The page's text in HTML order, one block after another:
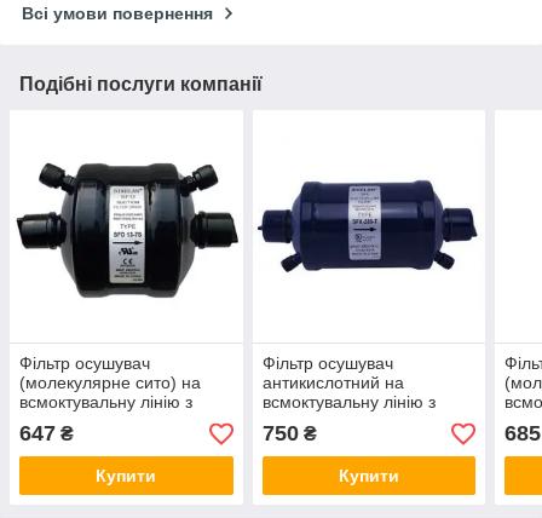
Всі умови повернення
Подібні послуги компанії
Фільтр осушувач
(молекулярне сито) на
всмоктувальну лінію з
клапанами Шредера SFD
13-5S (5/8" паяння)
647 ₴
Купити
Фільтр осушувач
антикислотний на
всмоктувальну лінію з
клапанами Шредера SFX-
284T (1/2" паяння)
750₴
Купити
13-
685